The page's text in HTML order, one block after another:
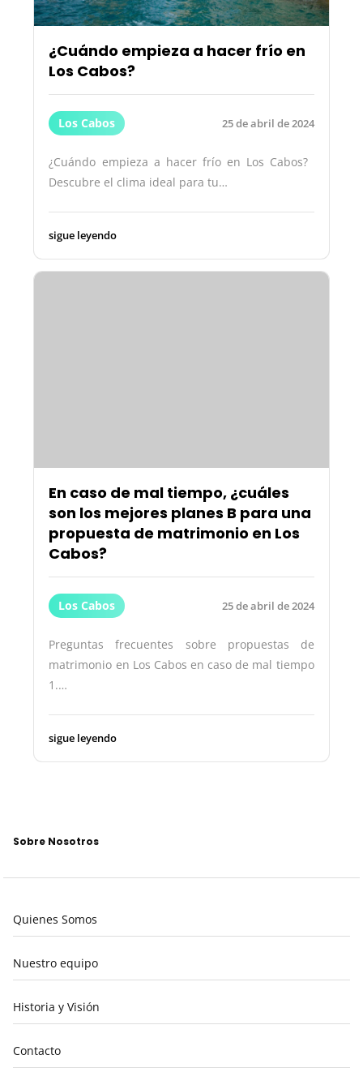
¿Cuándo empieza a hacer frío en
Los Cabos?
Los Cabos 25 de abril de 2024
¿Cuándo empieza a hacer frío en Los Cabos? ️
Descubre el clima ideal para tu…
sigue leyendo
En caso de mal tiempo, ¿cuáles
son los mejores planes B para una
propuesta de matrimonio en Los
Cabos?
Los Cabos 25 de abril de 2024
Preguntas frecuentes sobre propuestas de
matrimonio en Los Cabos en caso de mal tiempo
1.…
sigue leyendo
Sobre Nosotros
Quienes Somos
Nuestro equipo
Historia y Visión
Contacto